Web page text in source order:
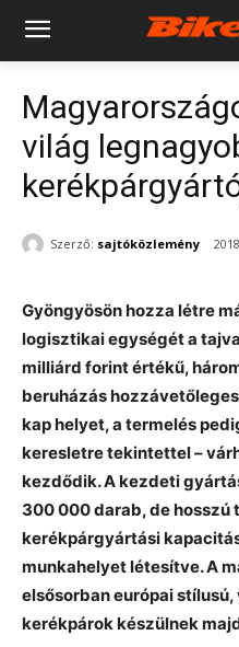
világ
Szerző: sajtóközlemény
Gyöngyösön hozza létre
logisztikai egységét a
milliárd forint értékű,
beruházás
kap helyet, a termelés
keresletre tekintettel –
kezdődik. A kezdeti
300 000 darab, de hosszú
kerékpárgyártási
munkahelyet létesítve. A
elsősorban európai
kerékpárok készülnek